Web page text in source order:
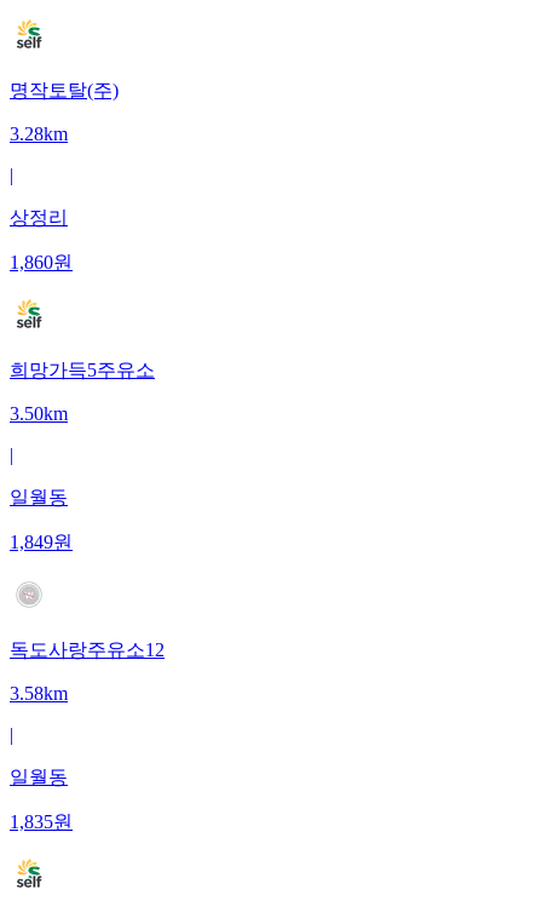
명작토탈(주)
3.28km
|
상정리
1,860원
희망가득5주유소
3.50km
|
일월동
1,849원
독도사랑주유소12
3.58km
|
일월동
1,835원